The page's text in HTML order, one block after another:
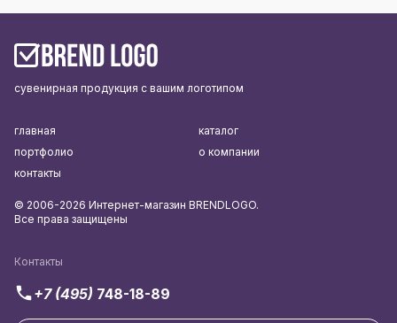
сувенирная продукция с вашим логотипом
Контакты
+7 (495) 748-18-89
главная
каталог
портфолио
о компании
контакты
© 2006-2026 Интернет-магазин BRENDLOGO.
Все права защищены